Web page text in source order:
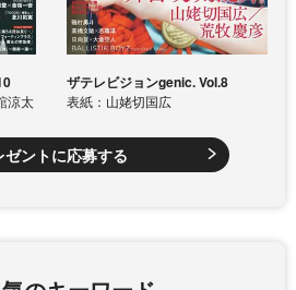
涼太
ザテレビジョンgenic. Vol.8
表紙：山姥切国広
ゼントに応募する